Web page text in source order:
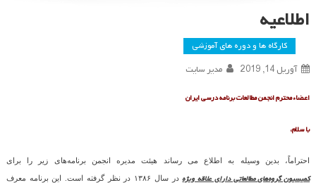
اطلاعیه
کارگاه ها و دوره های آموزشی
آوریل 14, 2019 مدیر سایت
اعضاء محترم انجمن مطالعات برنامه درسی ایران
با سلام،
احتراماً، بدین وسیله به اطلاع می رساند هیئت مدیره انجمن برنامه‌های زیر را برای
کمیسیون گروه‌های مطالعاتی دارای علاقه ویژه در سال ۱۳۸۶ در نظر گرفته است. این برنامه معرف